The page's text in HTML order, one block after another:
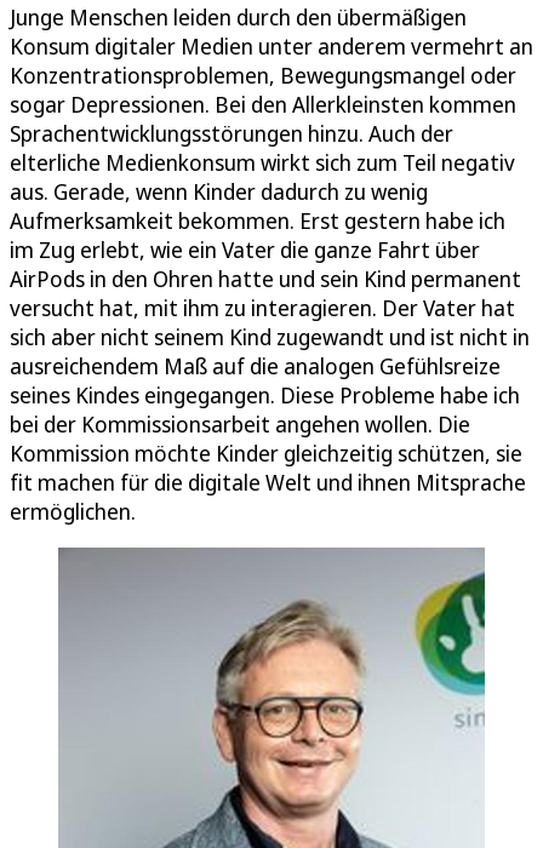
Junge Menschen leiden durch den übermäßigen
Konsum digitaler Medien unter anderem vermehrt an
Konzentrationsproblemen, Bewegungsmangel oder
sogar Depressionen. Bei den Allerkleinsten kommen
Sprachentwicklungsstörungen hinzu. Auch der
elterliche Medienkonsum wirkt sich zum Teil negativ
aus. Gerade, wenn Kinder dadurch zu wenig
Aufmerksamkeit bekommen. Erst gestern habe ich
im Zug erlebt, wie ein Vater die ganze Fahrt über
AirPods in den Ohren hatte und sein Kind permanent
versucht hat, mit ihm zu interagieren. Der Vater hat
sich aber nicht seinem Kind zugewandt und ist nicht in
ausreichendem Maß auf die analogen Gefühlsreize
seines Kindes eingegangen. Diese Probleme habe ich
bei der Kommissionsarbeit angehen wollen. Die
Kommission möchte Kinder gleichzeitig schützen, sie
fit machen für die digitale Welt und ihnen Mitsprache
ermöglichen.